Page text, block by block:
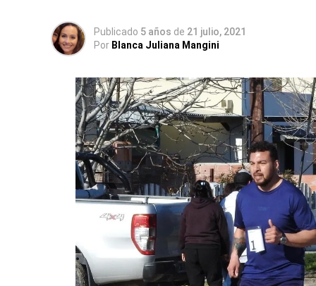
Publicado 5 años de 21 julio, 2021
Por Blanca Juliana Mangini